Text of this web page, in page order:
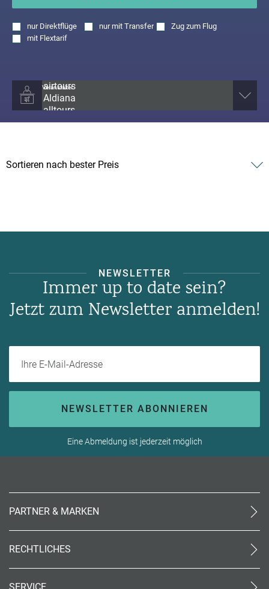
nur Direktflüge nurmit Transfer
Zug zum Flug
mit Flextarif
Veranstalter
NEWSLETTER
Immer up to date sein?
Jetzt zum Newsletter anmelden!
NEWSLETTER ABONNIEREN
Eine Abmeldung ist jederzeit möglich
PARTNER & MARKEN
meinreisespezialist
Reiseland
OTTO Reisen
RECHTLICHES